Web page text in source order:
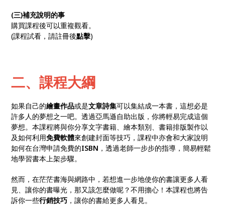
(三)補充說明的事
購買課程後可以重複觀看。
(課程試看，請註冊後點擊)
二、課程大綱
如果自己的繪畫作品或是文章詩集可以集結成一本書，這想必是
許多人的夢想之一吧。透過亞馬遜自助出版，你將輕易完成這個
夢想。本課程將與你分享文字書籍、繪本類別、書籍排版製作以
及如何利用免費軟體來創建封面等技巧，課程中亦會和大家說明
如何在台灣申請免費的ISBN ，透過老師一步步的指導，簡易輕鬆
地學習書本上架步驟。
然而，在茫茫書海與網路中，若想進一步地使你的書讓更多人看
見、讓你的書曝光，那又該怎麼做呢？不用擔心！本課程也將告
訴你一些行銷技巧 ，讓你的書給更多人看見。